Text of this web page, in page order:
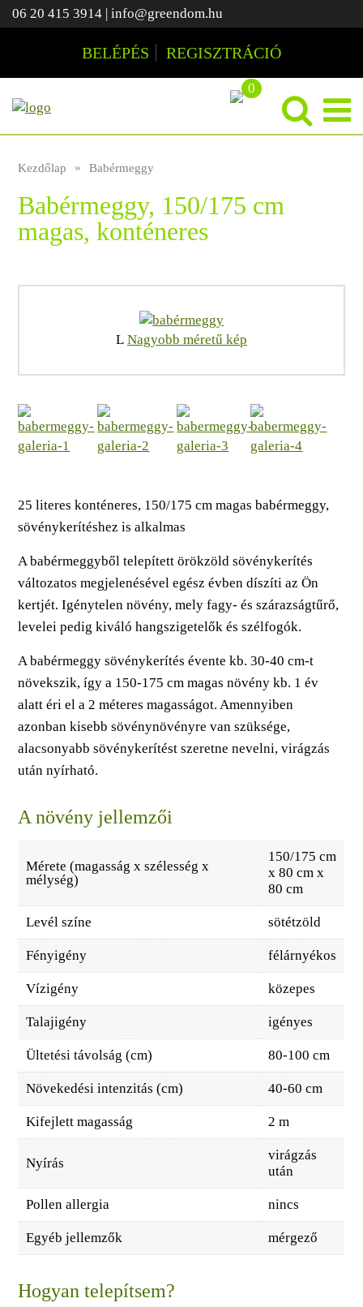
06 20 415 3914 | info@greendom.hu
BELÉPÉS REGISZTRÁCIÓ
0
Kezdőlap Babérmeggy
Babérmeggy, 150/175 cm
magas, konténeres
L Nagyobb méretű kép
25 literes konténeres, 150/175 cm magas babérmeggy,
sövénykerítéshez is alkalmas
A babérmeggyből telepített örökzöld sövénykerítés
változatos megjelenésével egész évben díszíti az Ön
kertjét. Igénytelen növény, mely fagy- és szárazságtűrő,
levelei pedig kiváló hangszigetelők és szélfogók.
A babérmeggy sövénykerítés évente kb. 30-40 cm-t
növekszik, így a 150-175 cm magas növény kb. 1 év
alatt éri el a 2 méteres magasságot. Amennyiben
azonban kisebb sövénynövényre van szüksége,
alacsonyabb sövénykerítést szeretne nevelni, virágzás
után nyírható.
A növény jellemzői
Mérete (magasság x szélesség x
mélység)
150/175 cm
x 80 cm x
80 cm
Levél színe sötétzöld
Fényigény félárnyékos
Vízigény közepes
Talajigény igényes
Ültetési távolság (cm) 80-100 cm
Növekedési intenzitás (cm) 40-60 cm
Kifejlett magasság 2 m
Nyírás
virágzás
után
Pollen allergia nincs
Egyéb jellemzők mérgező
Hogyan telepítsem?